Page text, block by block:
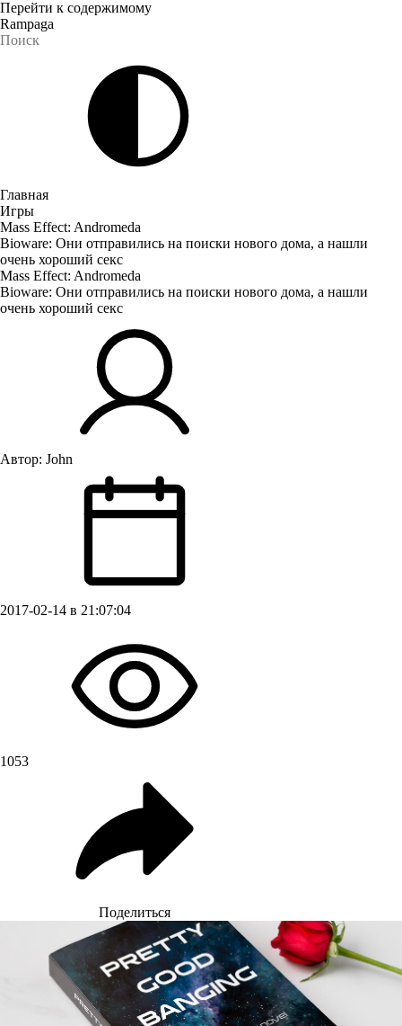
Перейти к содержимому
Rampaga
Главная
Игры
Mass Effect: Andromeda
Bioware: Они отправились на поиски нового дома, а нашли
очень хороший секс
Mass Effect: Andromeda
Bioware: Они отправились на поиски нового дома, а нашли
очень хороший секс
Автор: John
2017-02-14 в 21:07:04
1053
Поделиться